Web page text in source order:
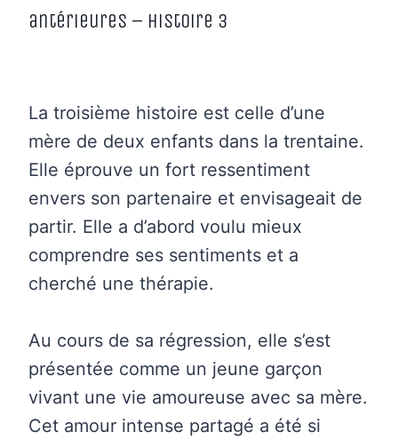
antérieures – Histoire 3
La troisième histoire est celle d’une
mère de deux enfants dans la trentaine.
Elle éprouve un fort ressentiment
envers son partenaire et envisageait de
partir. Elle a d’abord voulu mieux
comprendre ses sentiments et a
cherché une thérapie.
Au cours de sa régression, elle s’est
présentée comme un jeune garçon
vivant une vie amoureuse avec sa mère.
Cet amour intense partagé a été si